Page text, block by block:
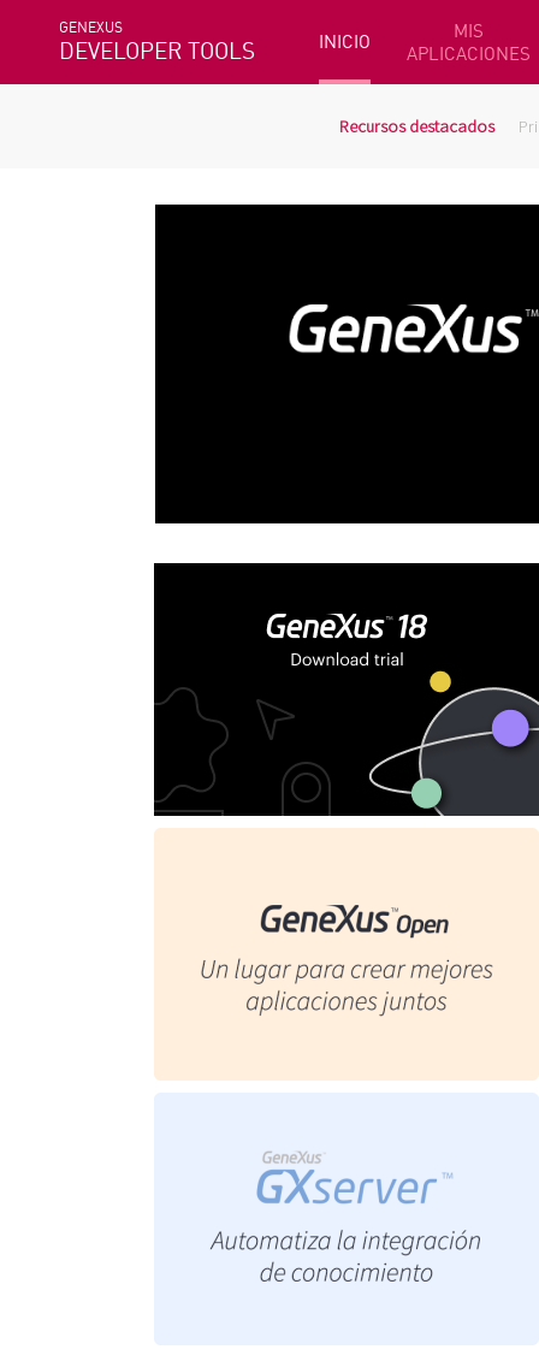
GENEXUS
DEVELOPER TOOLS INICIO
MIS
APLICACIONES
Recursos destacados